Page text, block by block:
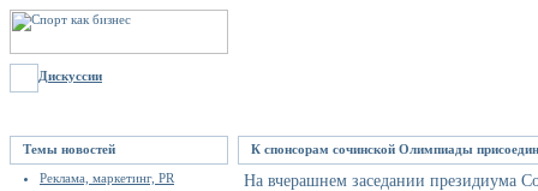
Дискуссии
Темы новостей
Реклама, маркетинг, PR
К спонсорам сочинской Олимпиады
На вчерашнем заседании президиума